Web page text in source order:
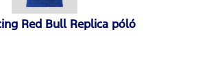
Red Bull Replica póló